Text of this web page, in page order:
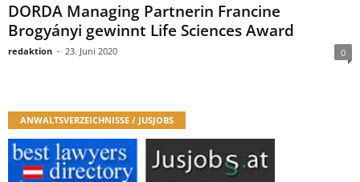
DORDA Managing Partnerin Francine
Brogyányi gewinnt Life Sciences Award
redaktion - 23. Juni 2020 0
ANWALTSVERZEICHNISSE / JUSJOBS